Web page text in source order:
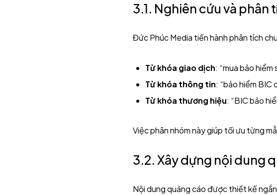
3.1. Nghiên cứu và
Đức Phúc Media tiến hành phân tích
Từ khóa giao dịch: “mua bảo hiểm
Từ khóa thông tin: “bảo hiểm BIC
Từ khóa thương hiệu: “BIC bảo
Việc phân nhóm này giúp tối ưu từng
3.2. Xây dựng nội dung
Nội dung quảng cáo được thiết kế